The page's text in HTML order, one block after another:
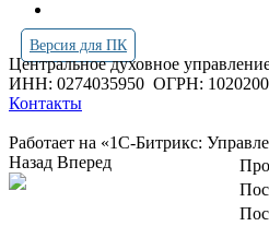
Версия для ПК
Центральное духовное
ИНН: 0274035950 ОГРН:
Контакты
Работает на «1С-Битрикс:
Назад Вперед